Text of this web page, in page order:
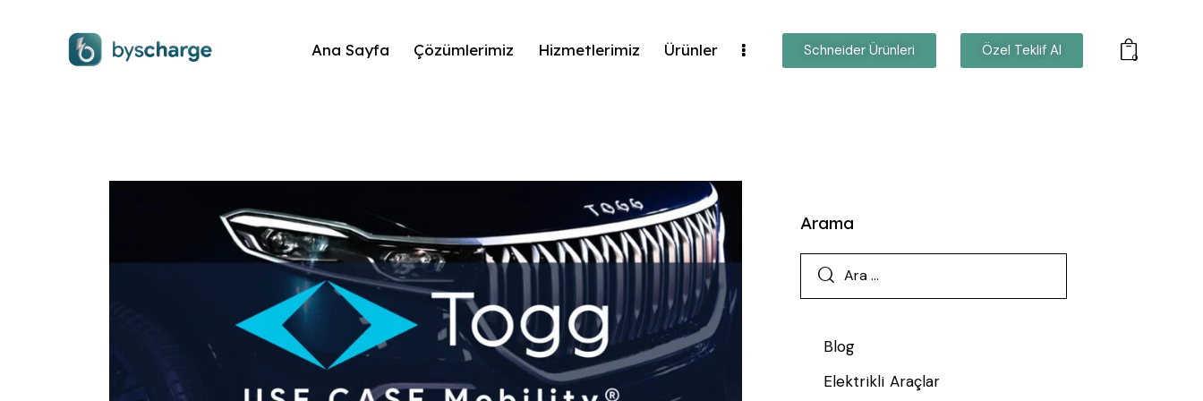
Ana Sayfa Çözümlerimiz Hizmetlerimiz Ürünler Schneider Ürünleri Özel Teklif Al 0
Arama
Blog
Elektrikli Araçlar